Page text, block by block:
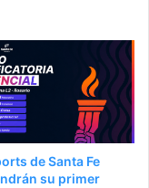
de Santa Fe
su primer